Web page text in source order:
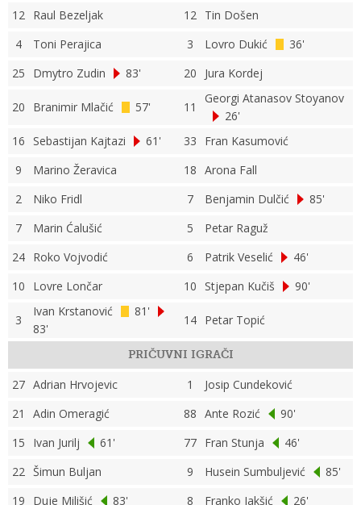
12 Raul Bezeljak 12 Tin Došen
4
Toni Perajica 3 Lovro Dukić
36'
25
Dmytro Zudin 83' 20 Jura Kordej
20 Branimir Mlačić 57' 11
Georgi Atanasov Stoyanov
26'
16
Sebastijan Kajtazi 61' 33
Fran Kasumović
9
Marino Žeravica 18 Arona Fall
2
Niko Fridl 7 Benjamin Dulčić
85'
7
Marin Ćalušić 5
Petar Raguž
24 Roko Vojvodić 6 Patrik Veselić
46'
10
Lovre Lončar 10 Stjepan Kučiš 90'
3
Ivan Krstanović
81'
83'
14 Petar Topić
PRIČUVNI IGRAČI
27 Adrian Hrvojevic 1
Josip Cundeković
21
Adin Omeragić 88 Ante Rozić
90'
15
Ivan Jurilj 61' 77 Fran Stunja
46'
22 Šimun Buljan 9 Husein Sumbuljević
85'
19
Duje Milišić 83' 8 Franko Jakšić
26'